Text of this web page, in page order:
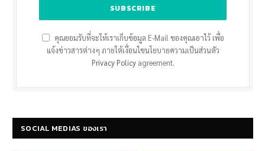
คุณยอมรับที่จะให้เราเก็บข้อมูล E-Mail ของคุณเอาไว้ เพื่อ
แจ้งข่าวสารต่างๆ ภายใต้เงื่อนไขนโยบายความเป็นส่วนตัว
Privacy Policyagreement.
SOCIAL MEDIAS ของเรา